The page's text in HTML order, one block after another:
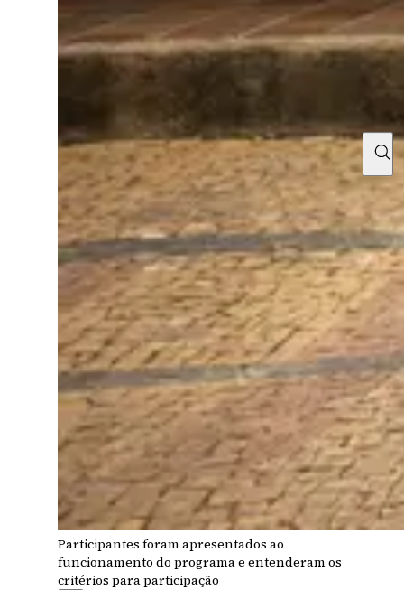
Participantes foram apresentados ao
funcionamento do programa e entenderam os
critérios para participação